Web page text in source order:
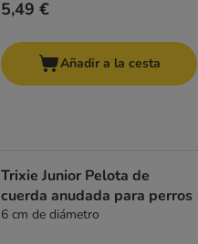
5,49 €
Añadir a la cesta
Trixie Junior Pelota de
cuerda anudada para perros
6 cm de diámetro